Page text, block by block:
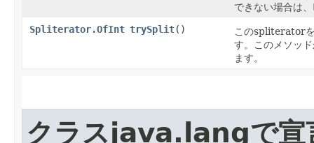
できない場合は、
Spliterator.OfInt trySplit()
このspliterator
す。このメソッ
ます。
クラスjava.langで宣